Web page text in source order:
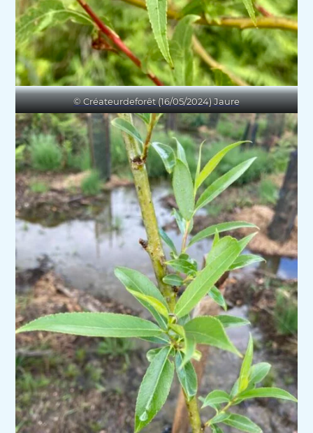
© Créateurdeforêt (16/05/2024) Jaure